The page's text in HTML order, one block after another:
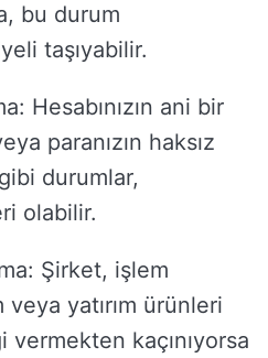
bu durum
taşıyabilir.
Hesabınızın ani bir
paranızın haksız
durumlar,
olabilir.
Şirket, işlem
veya yatırım ürünleri
vermekten kaçınıyorsa